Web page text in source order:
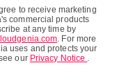
to receive marketing
commercial products
at any time by
. For more
uses and protects your
our Privacy Notice